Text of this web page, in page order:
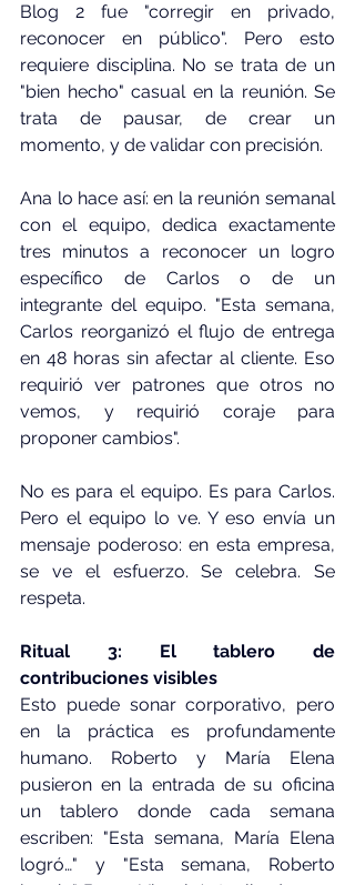
Blog 2 fue "corregir en privado,
reconocer en público". Pero esto
requiere disciplina. No se trata de un
"bien hecho" casual en la reunión. Se
trata de pausar, de crear un
momento, y de validar con precisión.
Ana lo hace así: en la reunión semanal
con el equipo, dedica exactamente
tres minutos a reconocer un logro
específico de Carlos o de un
integrante del equipo. "Esta semana,
Carlos reorganizó el flujo de entrega
en 48 horas sin afectar al cliente. Eso
requirió ver patrones que otros no
vemos, y requirió coraje para
proponer cambios".
No es para el equipo. Es para Carlos.
Pero el equipo lo ve. Y eso envía un
mensaje poderoso: en esta empresa,
se ve el esfuerzo. Se celebra. Se
respeta.
Ritual 3: El tablero de
contribuciones visibles
Esto puede sonar corporativo, pero
en la práctica es profundamente
humano. Roberto y María Elena
pusieron en la entrada de su oficina
un tablero donde cada semana
escriben: "Esta semana, María Elena
logró…" y "Esta semana, Roberto